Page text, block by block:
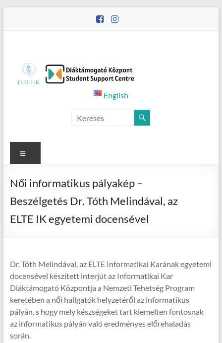
Counselling
English
Női informatikus pályakép –
Beszélgetés Dr. Tóth Melindával, az
ELTE IK egyetemi docensével
Dr. Tóth Melindával, az ELTE Informatikai Karának egyetemi
docensével készített interjút az Informatikai Kar
Diáktámogató Központja a Nemzeti Tehetség Program
keretében a női hallgatók helyzetéről az informatikus
pályán, s hogy mely készségeket tart kiemelten fontosnak
az informatikus pályán való eredményes előrehaladás
során.